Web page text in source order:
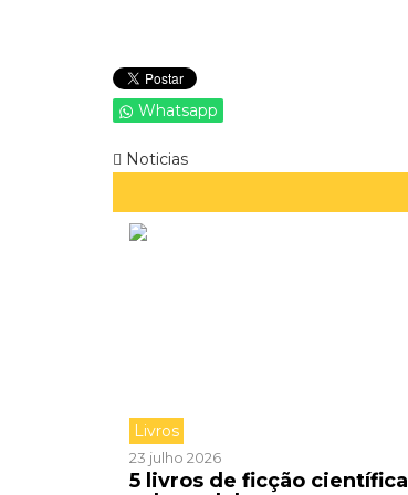
Whatsapp
Noticias
Livros
23 julho 2026
5 livros de ficção científica